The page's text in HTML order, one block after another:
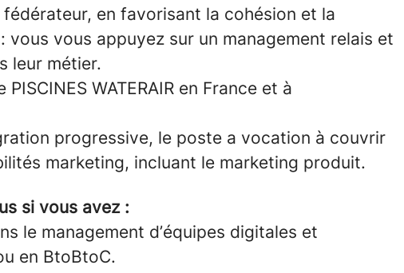
en favorisant la cohésion et la
vous vous appuyez sur un management relais et
leur métier.
WATERAIR en France et à
progressive, le poste a vocation à couvrir
marketing, incluant le marketing produit.
si vous avez :
le management d’équipes digitales et
en BtoBtoC.